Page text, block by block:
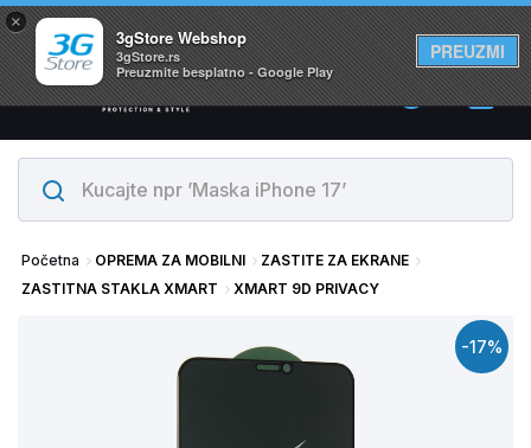
×
3gStore Webshop
3gStore.rs
Preuzmite besplatno - Google Play
PREUZMI
Svi proizvodi su na lageru. Slanje istog dana!
0
Početna OPREMA ZA MOBILNI
ZASTITE ZA EKRANE
ZASTITNA STAKLA XMART
XMART 9D PRIVACY
-17%